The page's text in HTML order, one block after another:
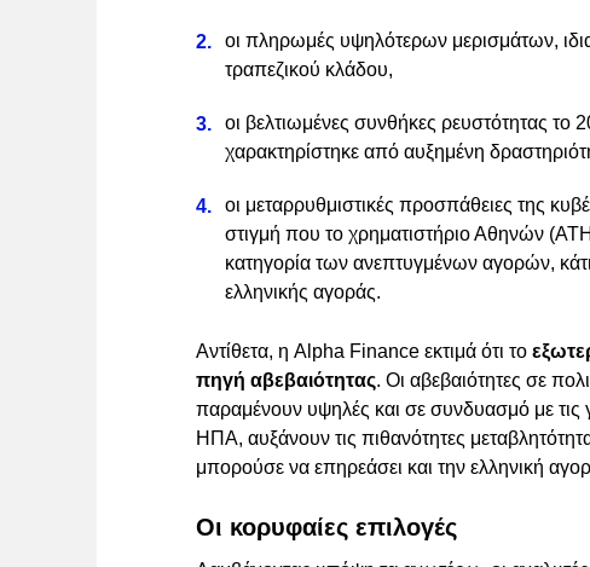
οι πληρωμές υψηλότερων μερισμάτων,
τραπεζικού κλάδου,
οι βελτιωμένες συνθήκες ρευστότητας
χαρακτηρίστηκε από αυξημένη
οι μεταρρυθμιστικές προσπάθειες της
στιγμή που το χρηματιστήριο Αθηνών
κατηγορία των ανεπτυγμένων αγορών, κάτι
ελληνικής αγοράς.
Αντίθετα, η Alpha Finance εκτιμά ότι το
πηγή αβεβαιότητας. Οι αβεβαιότητες σε
παραμένουν υψηλές και σε συνδυασμό με τις
ΗΠΑ, αυξάνουν τις πιθανότητες
μπορούσε να επηρεάσει και την ελληνική
Οι κορυφαίες επιλογές